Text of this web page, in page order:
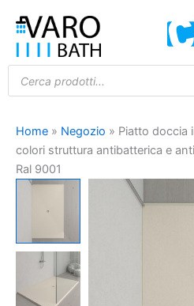
contenuto
Products
search
Home » Negozio » Piatto doccia
colori struttura antibatterica e
Ral 9001